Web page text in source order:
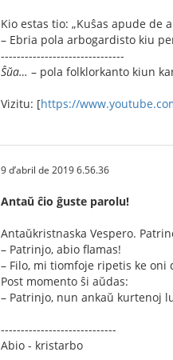
Kio estas tio: „Kuŝas apude de
– Ebria pola arbogardisto kiu
-------------------------------
Ŝŭa… – pola folklorkanto kiun
Vizitu: [https://
9 d’abril de 2019 6.56.36
Antaŭ ĉio ĝuste parolu!
Antaŭkristnaska Vespero.
– Patrinjo, abio flamas!
– Filo, mi tiomfoje ripetis ke oni
Post momento ŝi aŭdas:
– Patrinjo, nun ankaŭ kurtenoj
-----------------------------
Abio - kristarbo